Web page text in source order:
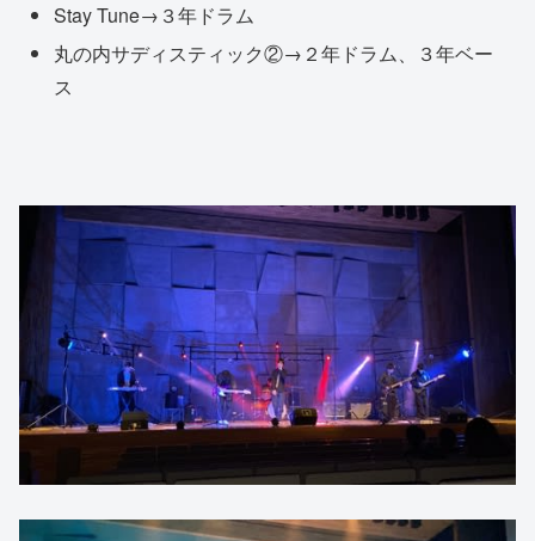
Stay Tune→３年ドラム
丸の内サディスティック②→２年ドラム、３年ベー
ス